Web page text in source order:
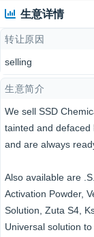
生意详情
转让原因
selling
生意简介
We sell SSD
tainted and defaced
and are always
Also available are
Activation Powder,
Solution, Zuta S4,
Universal solution